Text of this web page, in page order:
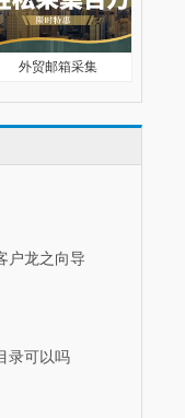
外贸邮箱采集
户龙之向导
录可以吗